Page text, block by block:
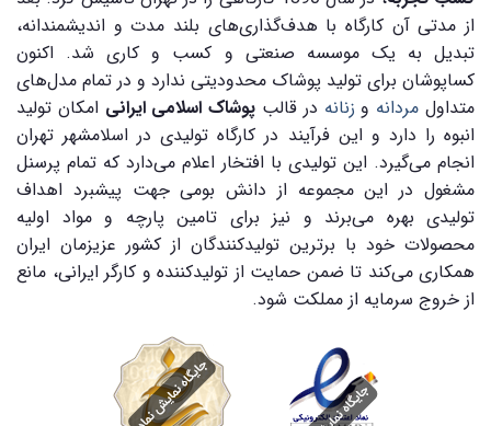
از مدتی آن کارگاه با هدف‌گذاری‌های بلند مدت و اندیشمندانه،
تبدیل به یک موسسه صنعتی و کسب و کاری شد. اکنون
کساپوشان برای تولید پوشاک محدودیتی ندارد و در تمام مدل‌های
متداول مردانه و زنانه در قالب پوشاک اسلامی ایرانی امکان تولید
انبوه را دارد و این فرآیند در کارگاه تولیدی در اسلامشهر تهران
انجام می‌گیرد. این تولیدی با افتخار اعلام می‌دارد که تمام پرسنل
مشغول در این مجموعه از دانش بومی جهت پیشبرد اهداف
تولیدی بهره می‌برند و نیز برای تامین پارچه و مواد اولیه
محصولات خود با برترین تولیدکنندگان از کشور عزیزمان ایران
همکاری می‌کند تا ضمن حمایت از تولیدکننده و کارگر ایرانی، مانع
از خروج سرمایه از مملکت شود.